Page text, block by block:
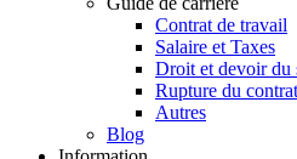
Contrat de travail
Salaire et Taxes
Droit et devoir du
Rupture du
Autres
Blog